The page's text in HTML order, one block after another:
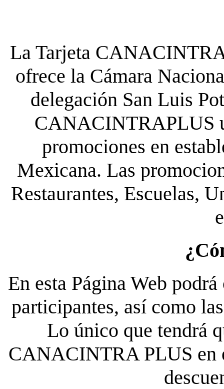
La Tarjeta
ofrece la Cámara
delegación San Luis
CANACINTRAPLUS
promociones en
Mexicana. Las
Restaurantes, Escuelas,
En esta Página Web
participantes, así como
Lo único que tendrá
CANACINTRA PLUS en